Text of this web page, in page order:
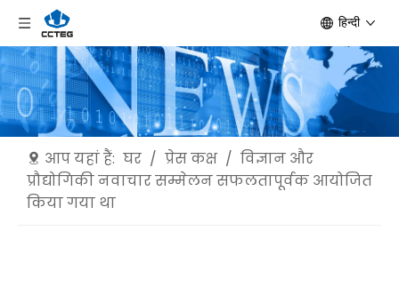
हिन्दी
आप यहां हैं: घर / प्रेस कक्ष / विज्ञान और
प्रौद्योगिकी नवाचार सम्मेलन सफलतापूर्वक आयोजित
किया गया था